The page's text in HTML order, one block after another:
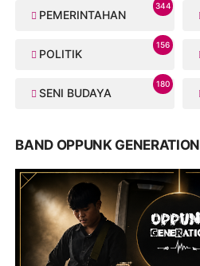
PEMERINTAHAN
344
POLITIK
156
SENI BUDAYA
180
BAND OPPUNK GENERATION